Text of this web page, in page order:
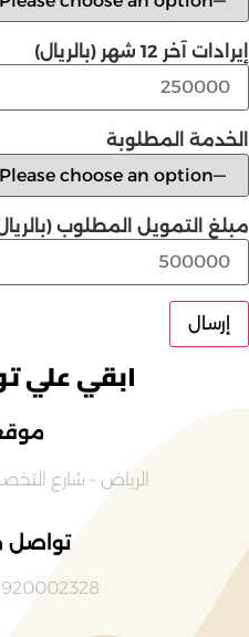
ابقي علي
الرياض – شارع
تواصل
إيرادات آخر 12 شهر (بالريال)
الخدمة المطلوبة
مبلغ التمويل المطلوب